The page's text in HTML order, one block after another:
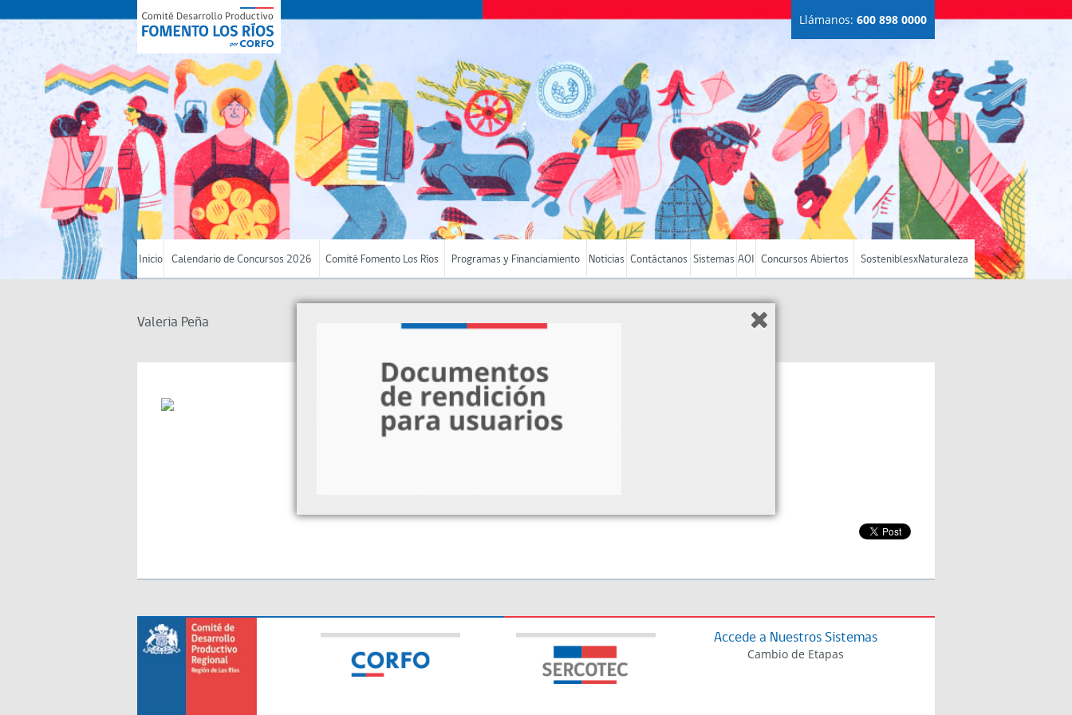
Inicio Calendario de Concursos 2026 Comité Fomento Los Ríos Programas y Financiamiento Noticias Contáctanos Sistemas AOI Concursos Abiertos SosteniblesxNaturaleza
Llámanos: 600 898 0000
Valeria Peña
Valeria Peña
Accede a Nuestros Sistemas
Cambio de Etapas